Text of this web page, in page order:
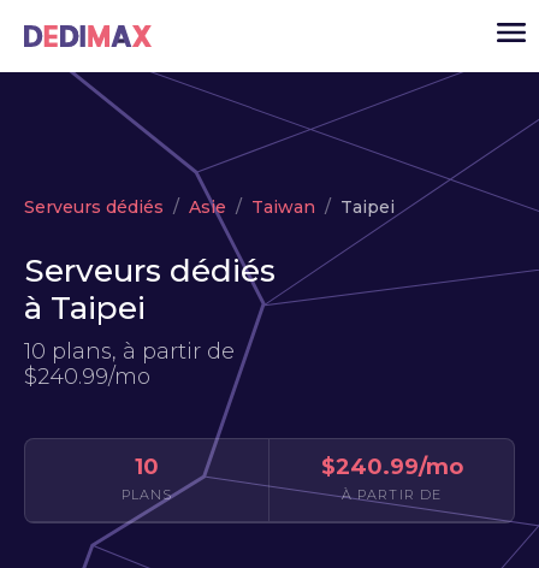
VPS
Serveurs dédiés
USD▾
MON ESPACE
Serveurs dédiés Asie Taiwan Taipei
Serveurs dédiés
à Taipei
10 plans, à partir de
$240.99/mo
10
PLANS
$240.99/mo
À PARTIR DE